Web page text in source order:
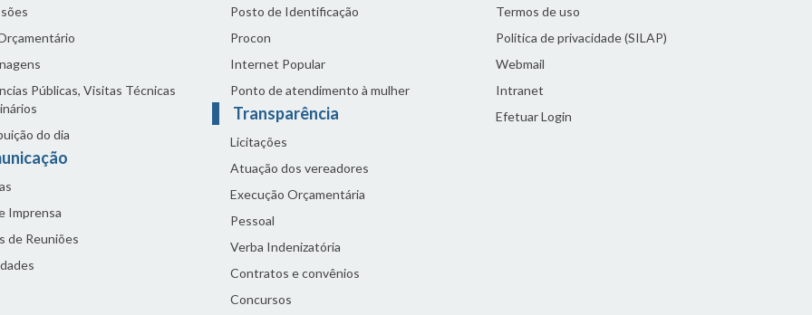
Públicas, Visitas Técnicas
do dia
Imprensa
de Reuniões
Posto de Identificação
Procon
Internet Popular
Ponto de atendimento à mulher
Transparência
Licitações
Atuação dos vereadores
Execução Orçamentária
Pessoal
Verba Indenizatória
Contratos e convênios
Concursos
Termos de uso
Política de privacidade (SILAP)
Webmail
Intranet
Efetuar Login